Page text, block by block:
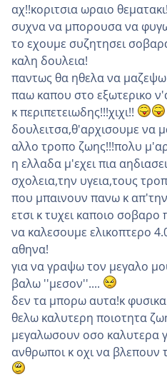
αχ!!κοριτσια ωραιο
συχνα να μπορουσα να
το εχουμε συζητησει
καλη δουλεια!
παντως θα ηθελα να
παω καπου στο εξωτερικο
κ περιπετειωδης!!!χιχι!!
δουλειτσα,θ'αρχισουμε να
αλλο τροπο ζωης!!!πολυ
η ελλαδα μ'εχει πια
σχολεια,την υγεια,τους
που μπαινουν πανω κ
ετσι κ τυχει καποιο
να καλεσουμε ελικοπτερο
αθηνα!
για να γραψω τον μεγαλο
βαλω ''μεσον''....
δεν τα μπορω αυτα!κ
θελω καλυτερη ποιοτητα
μεγαλωσουν οσο καλυτερα
ανθρωποι κ οχι να βλεπουν